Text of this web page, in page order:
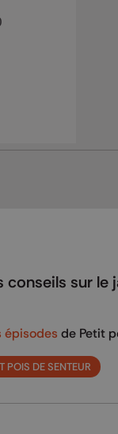
conseils sur
épisodes de Petit
POIS DE SENTEUR